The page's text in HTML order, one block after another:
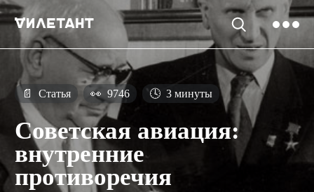
📄 Статья 👀 9746 🕓 3 минуты
Советская авиация:
внутренние
противоречия